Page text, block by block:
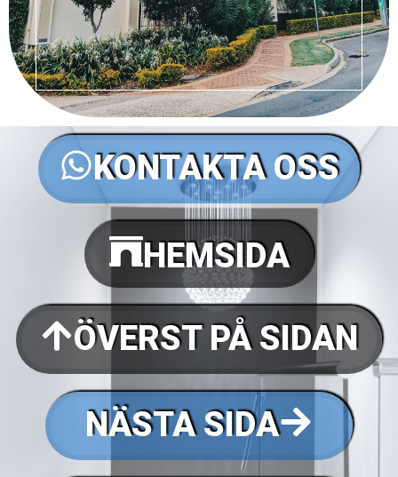
KONTAKTA OSS
HEMSIDA
ÖVERST PÅ SIDAN
NÄSTA SIDA